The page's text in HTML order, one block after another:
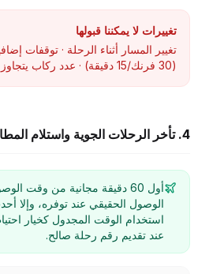
تغييرات لا يمكننا قبولها
تغيير المسار أثناء الرحلة · توقفات
(30 فرنك/15 دقيقة) · عدد ركاب يتجاوز سعة السيارة
4. تأخر الرحلات الجوية واستلام المطار
أول 60 دقيقة مجانية من وقت
الوصول الحقيقي عند توفره، وإلا
استخدام الوقت المجدول كخيار
عند تقديم رقم رحلة صالح.